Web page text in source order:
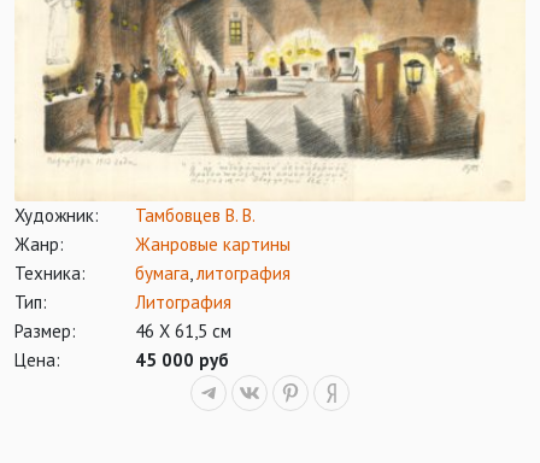
Художник:
Тамбовцев В. В.
Жанр:
Жанровые картины
Техника:
бумага,литография
Тип:
Литография
Размер:
46 Х 61,5 см
Цена:
45 000 руб